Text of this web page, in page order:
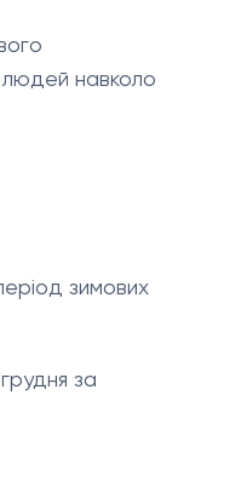
людей навколо
зимових
за